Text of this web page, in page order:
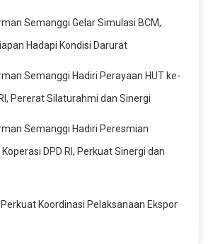
Semanggi Gelar Simulasi BCM,
Hadapi Kondisi Darurat
Semanggi Hadiri Perayaan HUT ke-
Pererat Silaturahmi dan Sinergi
Semanggi Hadiri Peresmian
DPD RI, Perkuat Sinergi dan
Koordinasi Pelaksanaan Ekspor